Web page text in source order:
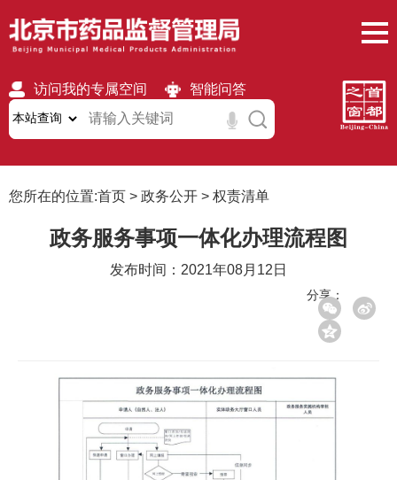
访问我的专属空间 智能问答
无障碍 繁體 移动版
您所在的位置:首页 > 政务公开 > 权责清单
政务服务事项一体化办理流程图
发布时间：2021年08月12日
分享：